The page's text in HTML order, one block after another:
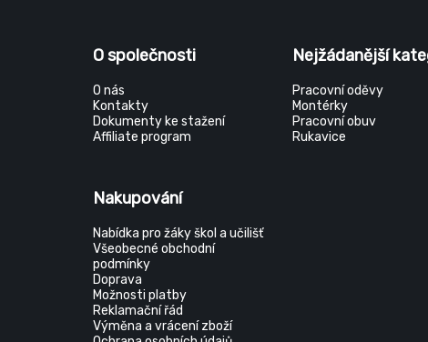
O společnosti
O nás
Kontakty
Dokumenty ke stažení
Affiliate program
Nakupování
Nabídka pro žáky škol a učilišť
Všeobecné obchodní
podmínky
Doprava
Možnosti platby
Reklamační řád
Výměna a vrácení zboží
Nejžádanější
Pracovní oděvy
Montérky
Pracovní obuv
Rukavice